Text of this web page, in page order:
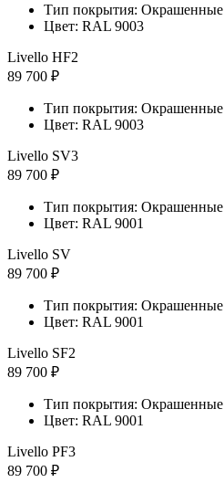
Тип покрытия: Окрашенные
Цвет: RAL 9003
Livello HF2
89 700 ₽
Тип покрытия: Окрашенные
Цвет: RAL 9003
Livello SV3
89 700 ₽
Тип покрытия: Окрашенные
Цвет: RAL 9001
Livello SV
89 700 ₽
Тип покрытия: Окрашенные
Цвет: RAL 9001
Livello SF2
89 700 ₽
Тип покрытия: Окрашенные
Цвет: RAL 9001
Livello PF3
89 700 ₽